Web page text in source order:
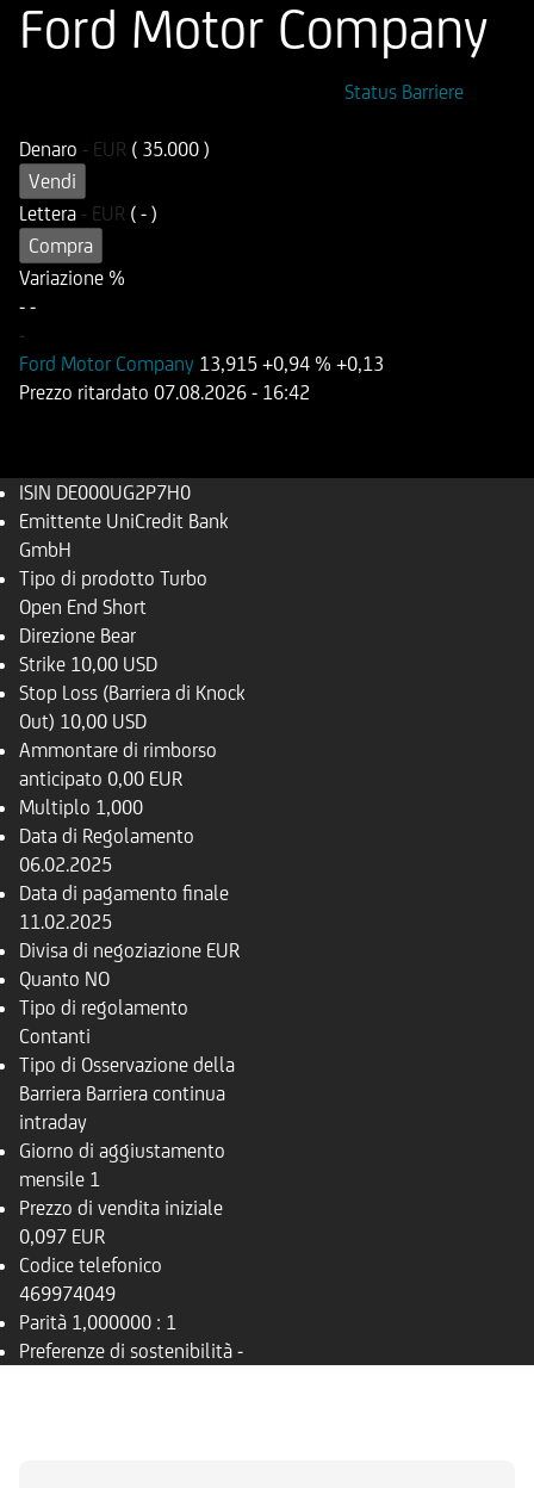
Ford Motor Company
Status Barriere
Denaro - EUR ( 35.000 )
Vendi
Lettera - EUR ( - )
Compra
Variazione %
- -
-
Ford Motor Company 13,915 +0,94 % +0,13
Prezzo ritardato 07.08.2026 - 16:42
ISIN DE000UG2P7H0
Emittente UniCredit Bank
GmbH
Tipo di prodotto Turbo
Open End Short
Direzione Bear
Strike 10,00 USD
Stop Loss (Barriera di Knock
Out) 10,00 USD
Ammontare di rimborso
anticipato 0,00 EUR
Multiplo 1,000
Data di Regolamento
06.02.2025
Data di pagamento finale
11.02.2025
Divisa di negoziazione EUR
Quanto NO
Tipo di regolamento
Contanti
Tipo di Osservazione della
Barriera Barriera continua
intraday
Giorno di aggiustamento
mensile 1
Prezzo di vendita iniziale
0,097 EUR
Codice telefonico
469974049
Parità 1,000000 : 1
Preferenze di sostenibilità -